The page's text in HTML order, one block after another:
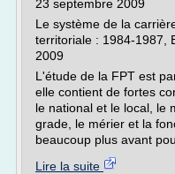
23 septembre 2009
Le système de la
territoriale : 1984-1987,
2009
L'étude de la FPT est
elle contient de fortes
le national et le local, le
grade, le mérier et la
beaucoup plus avant
Lire la suite